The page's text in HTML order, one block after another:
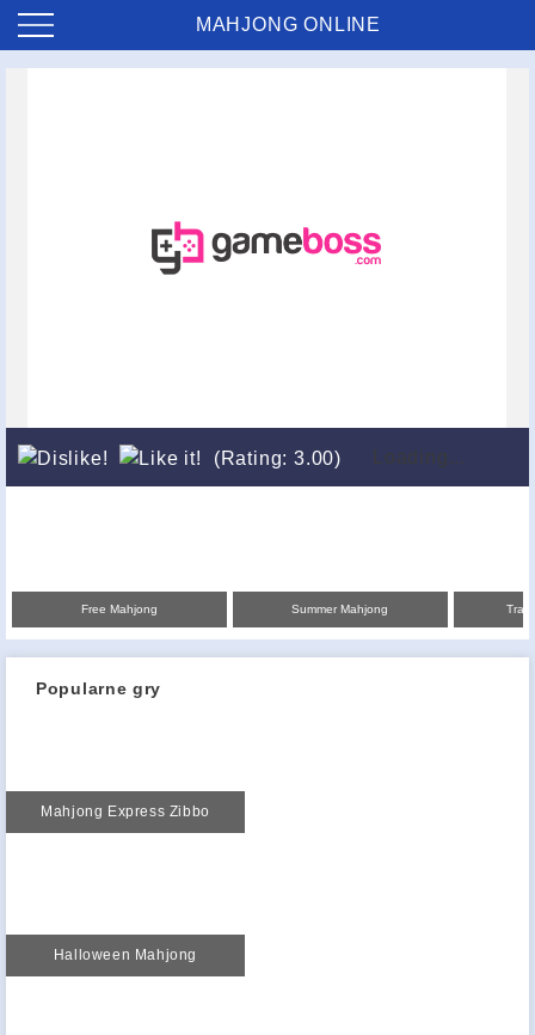
MAHJONG ONLINE
(Rating: 3.00) Loading...
Free Mahjong Summer Mahjong
Popularne gry
Mahjong Express Zibbo
Halloween Mahjong